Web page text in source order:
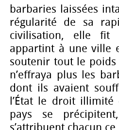
barbaries laissées
régularité de sa
civilisation, elle fit
appartint à une ville
soutenir tout le
n’effraya plus les
dont ils avaient
l’État le droit illimité
pays se
s’attribuent chacun